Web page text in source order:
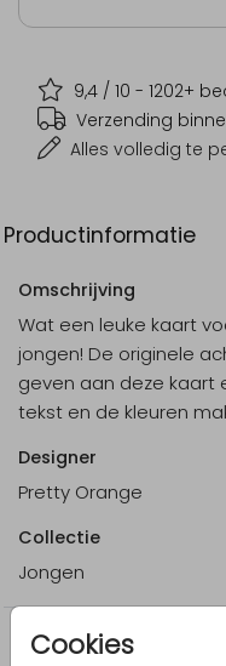
Cookies
9,4 / 10 - 1202+
Verzending
Alles volledig te
Productinformatie
Omschrijving
Wat een leuke kaart
jongen! De originele
geven aan deze kaart
tekst en de kleuren
Designer
Pretty Orange
Collectie
Jongen
Meer in dezelfde stijl